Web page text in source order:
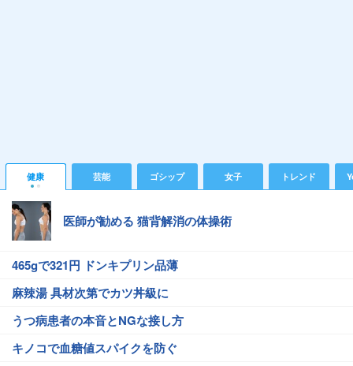
健康 芸能 ゴシップ 女子 トレンド
医師が勧める 猫背解消の体操術
465gで321円 ドンキプリン品薄
麻辣湯 具材次第でカツ丼級に
うつ病患者の本音とNGな接し方
キノコで血糖値スパイクを防ぐ